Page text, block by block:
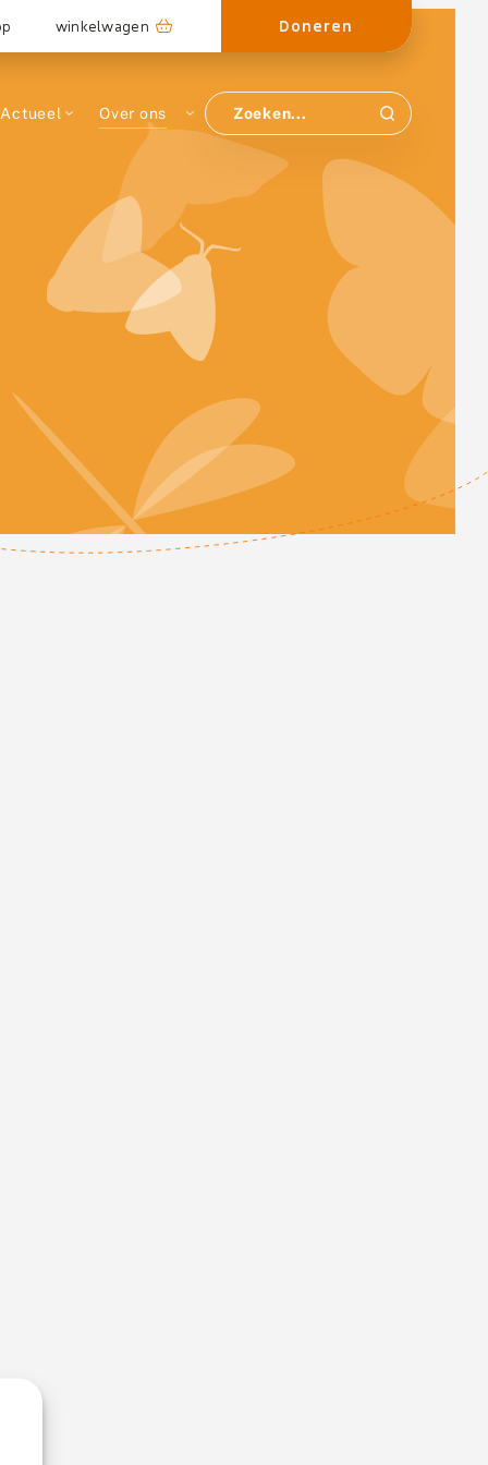
winkelwagen Doneren
Actueel Over ons